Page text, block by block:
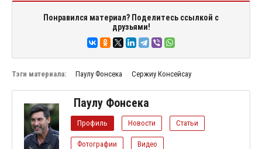
Понравился материал? Поделитесь ссылкой с
друзьями!
Тэги материала: Паулу Фонсека Сержиу Консейсау
Паулу Фонсека
Профиль Новости Статьи
Фотографии Видео